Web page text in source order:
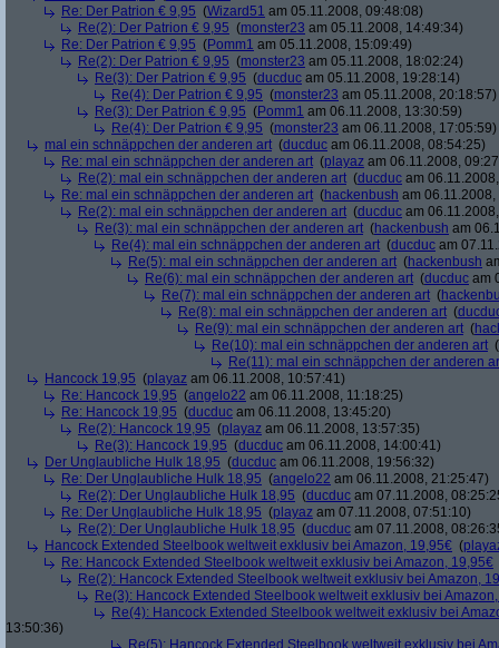
Re: Der Patrion € 9,95 (Wizard51 am 05.11.2008, 09:48:08)
Re(2): Der Patrion € 9,95 (monster23 am 05.11.2008, 14:49:34)
Re: Der Patrion € 9,95 (Pomm1 am 05.11.2008, 15:09:49)
Re(2): Der Patrion € 9,95 (monster23 am 05.11.2008, 18:02:24)
Re(3): Der Patrion € 9,95 (ducduc am 05.11.2008, 19:28:14)
Re(4): Der Patrion € 9,95 (monster23 am 05.11.2008, 20:18:57)
Re(3): Der Patrion € 9,95 (Pomm1 am 06.11.2008, 13:30:59)
Re(4): Der Patrion € 9,95 (monster23 am 06.11.2008, 17:05:59)
mal ein schnäppchen der anderen art (ducduc am 06.11.2008, 08:54:25)
Re: mal ein schnäppchen der anderen art (playaz am 06.11.2008,
Re(2): mal ein schnäppchen der anderen art (ducduc am
Re: mal ein schnäppchen der anderen art (hackenbush am
Re(2): mal ein schnäppchen der anderen art (ducduc am
Re(3): mal ein schnäppchen der anderen art (hackenbush am
Re(4): mal ein schnäppchen der anderen art (ducduc am
Re(5): mal ein schnäppchen der anderen art (hackenbush
Re(6): mal ein schnäppchen der anderen art (ducduc am
Re(7): mal ein schnäppchen der anderen art (
Re(8): mal ein schnäppchen der anderen art (
Re(9): mal ein schnäppchen der anderen art (
Re(10): mal ein schnäppchen der anderen art (
Re(11): mal ein schnäppchen der anderen
Hancock 19,95 (playaz am 06.11.2008, 10:57:41)
Re: Hancock 19,95 (angelo22 am 06.11.2008, 11:18:25)
Re: Hancock 19,95 (ducduc am 06.11.2008, 13:45:20)
Re(2): Hancock 19,95 (playaz am 06.11.2008, 13:57:35)
Re(3): Hancock 19,95 (ducduc am 06.11.2008, 14:00:41)
Der Unglaubliche Hulk 18,95 (ducduc am 06.11.2008, 19:56:32)
Re: Der Unglaubliche Hulk 18,95 (angelo22 am 06.11.2008, 21:25:47)
Re(2): Der Unglaubliche Hulk 18,95 (ducduc am 07.11.2008,
Re: Der Unglaubliche Hulk 18,95 (playaz am 07.11.2008, 07:51:10)
Re(2): Der Unglaubliche Hulk 18,95 (ducduc am 07.11.2008,
Hancock Extended Steelbook weltweit exklusiv bei Amazon, 19,95€ (
Re: Hancock Extended Steelbook weltweit exklusiv bei Amazon, 19,95€
Re(2): Hancock Extended Steelbook weltweit exklusiv bei Amazon,
Re(3): Hancock Extended Steelbook weltweit exklusiv bei
Re(4): Hancock Extended Steelbook weltweit exklusiv bei
13:50:36)
Re(5): Hancock Extended Steelbook weltweit exklusiv bei